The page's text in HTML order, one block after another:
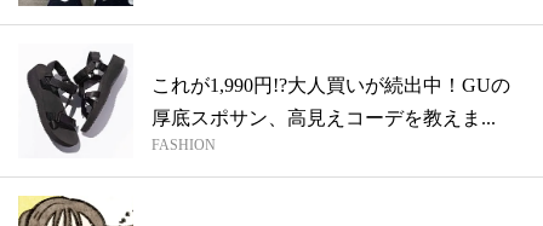
これが1,990円!?大人買いが続出中！GUの
厚底スポサン、高見えコーデを教えま...
FASHION